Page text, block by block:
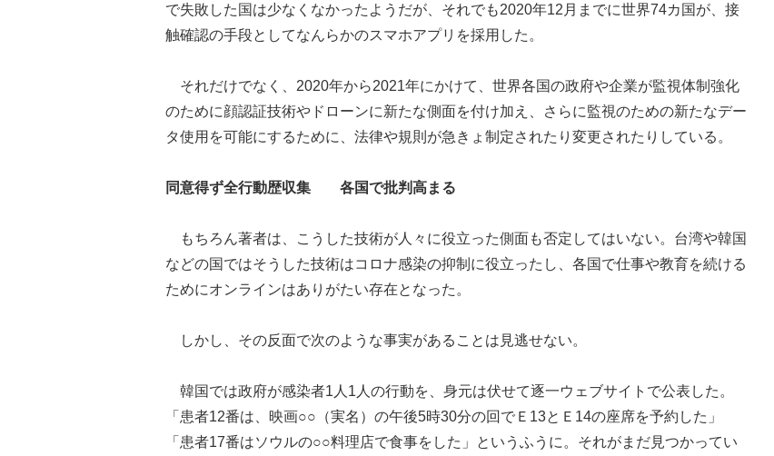
で失敗した国は少なくなかったようだが、それでも2020年12月までに世界74カ国が、接
触確認の手段としてなんらかのスマホアプリを採用した。
それだけでなく、2020年から2021年にかけて、世界各国の政府や企業が監視体制強化
のために顔認証技術やドローンに新たな側面を付け加え、さらに監視のための新たなデー
タ使用を可能にするために、法律や規則が急きょ制定されたり変更されたりしている。
同意得ず全行動歴収集 各国で批判高まる
もちろん著者は、こうした技術が人々に役立った側面も否定してはいない。台湾や韓国
などの国ではそうした技術はコロナ感染の抑制に役立ったし、各国で仕事や教育を続ける
ためにオンラインはありがたい存在となった。
しかし、その反面で次のような事実があることは見逃せない。
韓国では政府が感染者1人1人の行動を、身元は伏せて逐一ウェブサイトで公表した。
「患者12番は、映画○○（実名）の午後5時30分の回でＥ13とＥ14の座席を予約した」
「患者17番はソウルの○○料理店で食事をした」というふうに。それがまだ見つかってい